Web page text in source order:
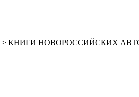
> КНИГИ НОВОРОССИЙСКИХ